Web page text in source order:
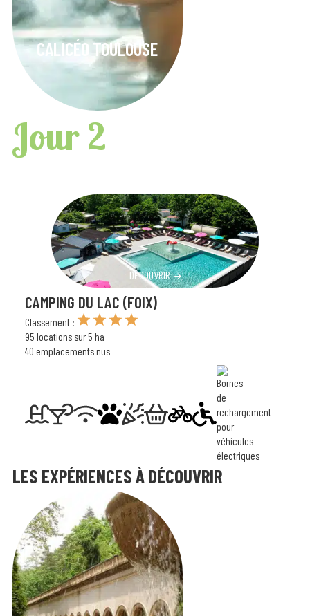
CALICÉO TOULOUSE
DÉCOUVRIR
Jour 2
DÉCOUVRIR
CAMPING DU LAC (FOIX)
Classement :
95 locations sur 5 ha
40 emplacements nus
LES EXPÉRIENCES À DÉCOUVRIR